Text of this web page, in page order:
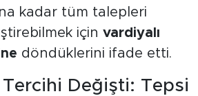
kadar tüm talepleri
için vardiyalı
döndüklerini ifade etti.
Tercihi Değişti: Tepsi